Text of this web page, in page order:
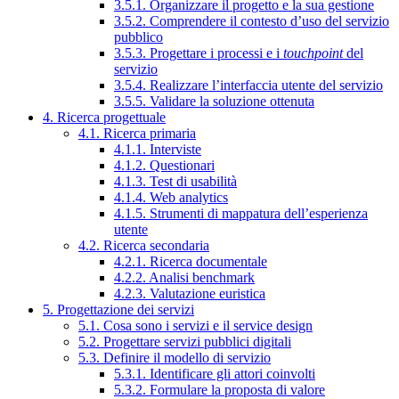
3.5.1. Organizzare il progetto e la sua gestione
3.5.2. Comprendere il contesto d’uso del servizio
pubblico
3.5.3. Progettare i processi e i touchpointdel
servizio
3.5.4. Realizzare l’interfaccia utente del servizio
3.5.5. Validare la soluzione ottenuta
4. Ricerca progettuale
4.1. Ricerca primaria
4.1.1. Interviste
4.1.2. Questionari
4.1.3. Test di usabilità
4.1.4. Web analytics
4.1.5. Strumenti di mappatura dell’esperienza
utente
4.2. Ricerca secondaria
4.2.1. Ricerca documentale
4.2.2. Analisi benchmark
4.2.3. Valutazione euristica
5. Progettazione dei servizi
5.1. Cosa sono i servizi e il service design
5.2. Progettare servizi pubblici digitali
5.3. Definire il modello di servizio
5.3.1. Identificare gli attori coinvolti
5.3.2. Formulare la proposta di valore